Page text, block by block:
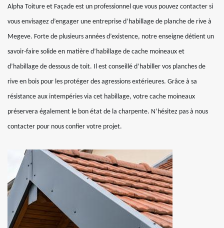
Alpha Toiture et Façade est un professionnel que vous pouvez contacter si
vous envisagez d’engager une entreprise d’habillage de planche de rive à
Megeve. Forte de plusieurs années d’existence, notre enseigne détient un
savoir-faire solide en matière d’habillage de cache moineaux et
d’habillage de dessous de toit. Il est conseillé d’habiller vos planches de
rive en bois pour les protéger des agressions extérieures. Grâce à sa
résistance aux intempéries via cet habillage, votre cache moineaux
préservera également le bon état de la charpente. N’hésitez pas à nous
contacter pour nous confier votre projet.